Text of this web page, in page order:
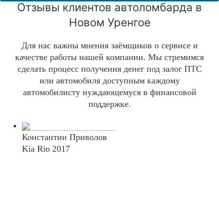
Отзывы клиентов автоломбарда в
Новом Уренгое
Для нас важны мнения заёмщиков о сервисе и
качестве работы нашей компании. Мы стремимся
сделать процесс получения денег под залог ПТС
или автомобиля доступным каждому
автомобилисту нуждающемуся в финансовой
поддержке.
Константин Приволов
Kia Rio 2017